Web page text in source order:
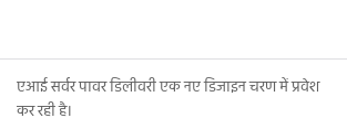
एआई सर्वर पावर डिलीवरी एक नए डिजाइन चरण में प्रवेश
कर रही है।